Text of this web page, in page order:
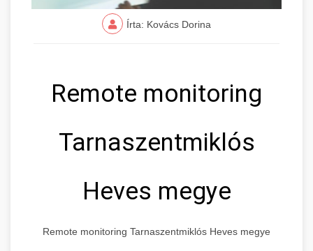
Írta: Kovács Dorina
Remote monitoring
Tarnaszentmiklós
Heves megye
Remote monitoring Tarnaszentmiklós Heves megye